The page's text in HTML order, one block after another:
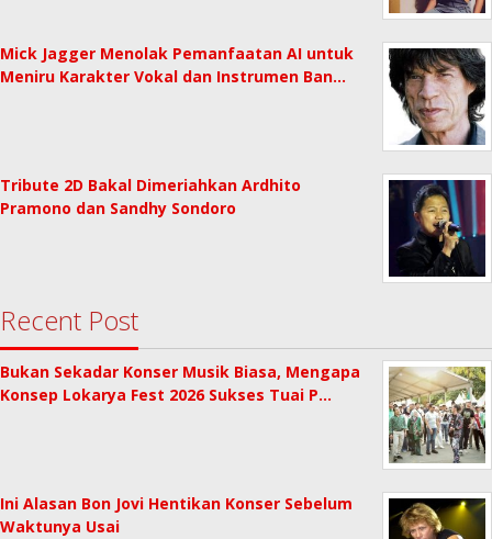
Mick Jagger Menolak Pemanfaatan AI untuk
Meniru Karakter Vokal dan Instrumen Ban…
Tribute 2D Bakal Dimeriahkan Ardhito
Pramono dan Sandhy Sondoro
Recent Post
Bukan Sekadar Konser Musik Biasa, Mengapa
Konsep Lokarya Fest 2026 Sukses Tuai P…
Ini Alasan Bon Jovi Hentikan Konser Sebelum
Waktunya Usai